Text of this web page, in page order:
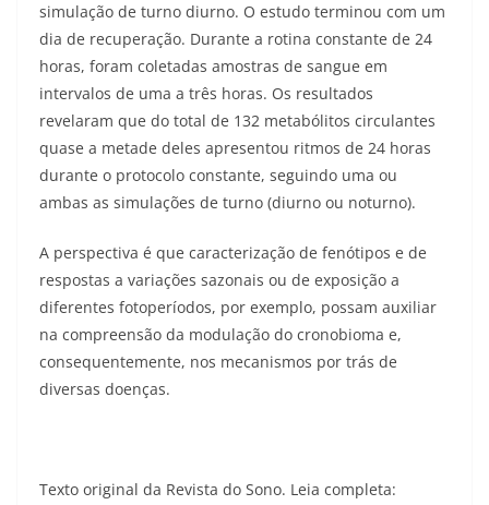
simulação de turno diurno. O estudo terminou com um
dia de recuperação. Durante a rotina constante de 24
horas, foram coletadas amostras de sangue em
intervalos de uma a três horas. Os resultados
revelaram que do total de 132 metabólitos circulantes
quase a metade deles apresentou ritmos de 24 horas
durante o protocolo constante, seguindo uma ou
ambas as simulações de turno (diurno ou noturno).
A perspectiva é que caracterização de fenótipos e de
respostas a variações sazonais ou de exposição a
diferentes fotoperíodos, por exemplo, possam auxiliar
na compreensão da modulação do cronobioma e,
consequentemente, nos mecanismos por trás de
diversas doenças.
Texto original da Revista do Sono. Leia completa: